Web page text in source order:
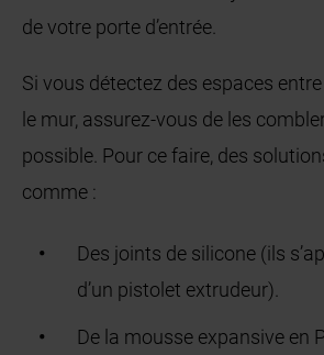
de votre porte d’entrée.
Si vous détectez des espaces
le mur, assurez-vous de les
possible. Pour ce faire, des
comme :
Des joints de silicone (ils
d’un pistolet extrudeur).
De la mousse expansive en